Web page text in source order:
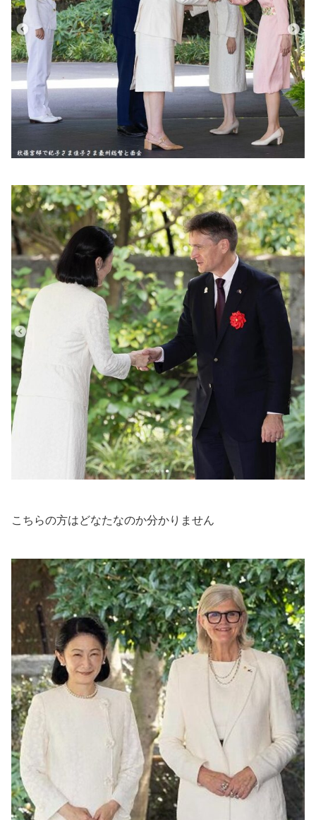
こちらの方はどなたなのか分かりません